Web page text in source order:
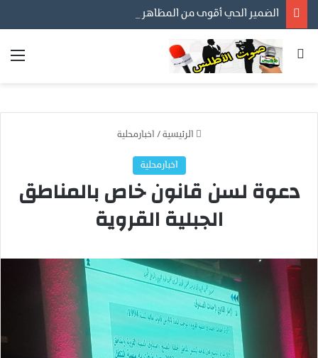
بحث عن
الرئيسية / اخبارمحلية
اخبارمحلية
دعوة لسن قانون خاص بالمناطق
الجبلية القروية